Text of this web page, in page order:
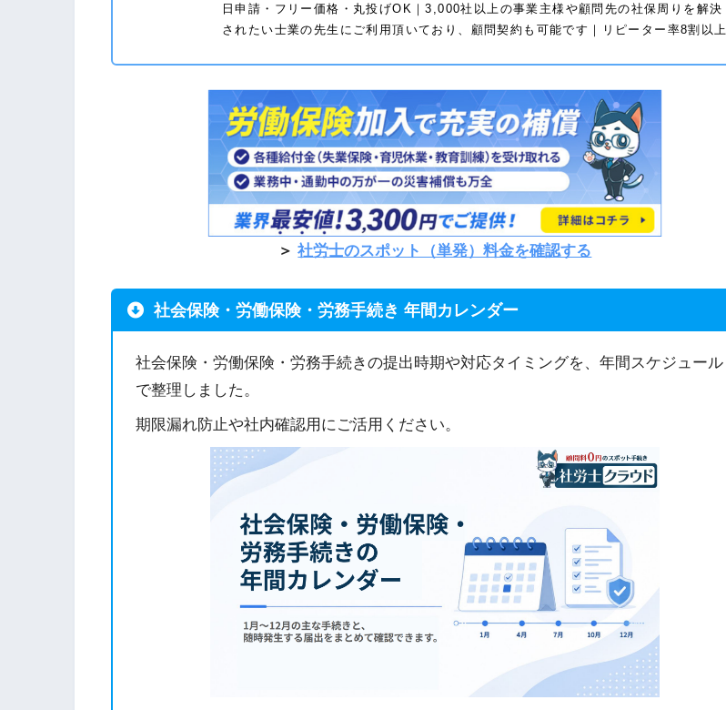
日申請・フリー価格・丸投げOK｜3,000社以上の事業主様や顧問先の社保周りを解決
されたい士業の先生にご利用頂いており、顧問契約も可能です｜リピーター率8割以上
＞社労士のスポット（単発）料金を確認する
社会保険・労働保険・労務手続き 年間カレンダー
社会保険・労働保険・労務手続きの提出時期や対応タイミングを、年間スケジュール
で整理しました。
期限漏れ防止や社内確認用にご活用ください。